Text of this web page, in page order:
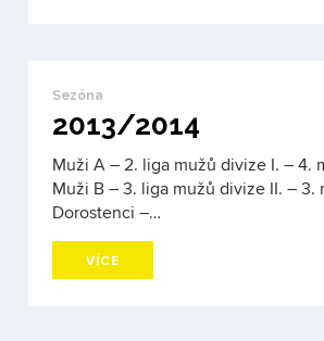
Sezóna
2013/2014
Muži A – 2. liga mužů divize I. – 4.
Muži B – 3. liga mužů divize II. – 3.
Dorostenci –…
VÍCE